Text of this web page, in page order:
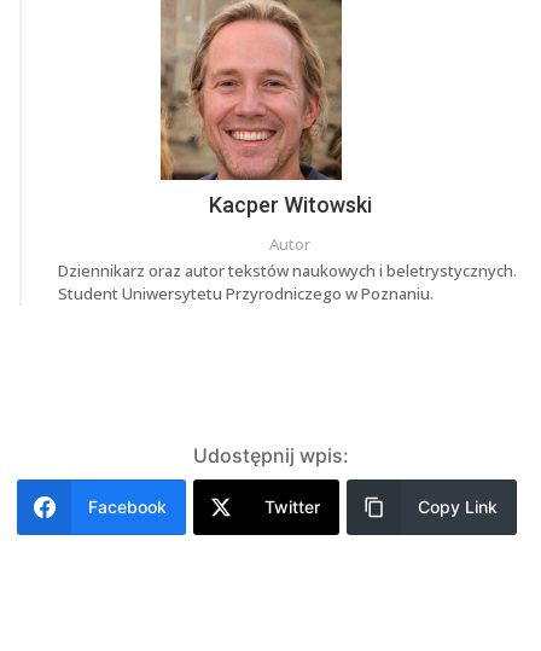
Kacper Witowski
Autor
Dziennikarz oraz autor tekstów naukowych i beletrystycznych.
Student Uniwersytetu Przyrodniczego w Poznaniu.
Udostępnij wpis:
Facebook Twitter Copy Link